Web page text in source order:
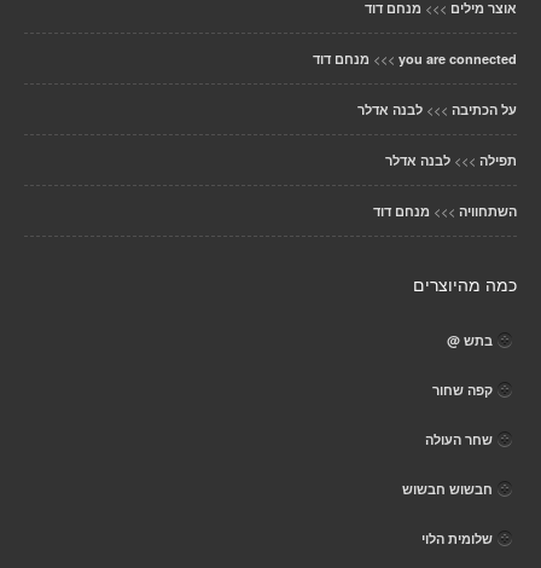
אוצר מילים >>> מנחם דוד
you are connected
>>> מנחם דוד
על הכתיבה >>> לבנה אדלר
תפילה >>> לבנה אדלר
השתחוויה >>> מנחם דוד
כמה מהיוצרים
בתש @
קפה שחור
שחר העולה
חבשוש חבשוש
שלומית הלוי